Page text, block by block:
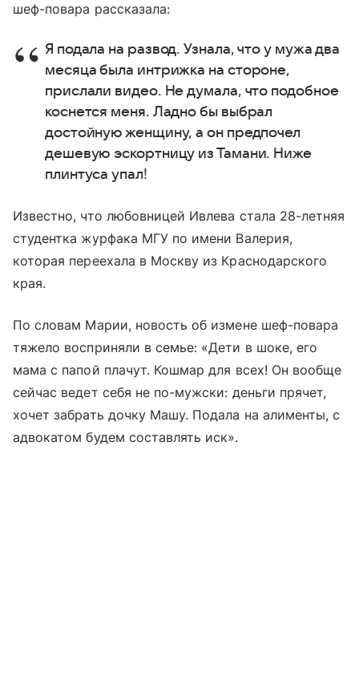
шеф-повара рассказала:
Я подала на развод. Узнала, что у мужа два
месяца была интрижка на стороне,
прислали видео. Не думала, что подобное
коснется меня. Ладно бы выбрал
достойную женщину, а он предпочел
дешевую эскортницу из Тамани. Ниже
плинтуса упал!
Известно, что любовницей Ивлева стала 28-летняя
студентка журфака МГУ по имени Валерия,
которая переехала в Москву из Краснодарского
края.
По словам Марии, новость об измене шеф-повара
тяжело восприняли в семье: «Дети в шоке, его
мама с папой плачут. Кошмар для всех! Он вообще
сейчас ведет себя не по-мужски: деньги прячет,
хочет забрать дочку Машу. Подала на алименты, с
адвокатом будем составлять иск».